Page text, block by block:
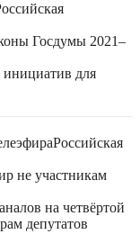
Госдумы 2021–
инициатив для
Российская
не участникам
на четвёртой
депутатов